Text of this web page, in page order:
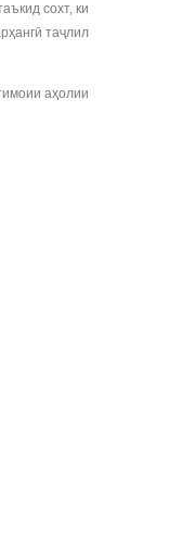
сохт, ки
таҷлил
аҳолии